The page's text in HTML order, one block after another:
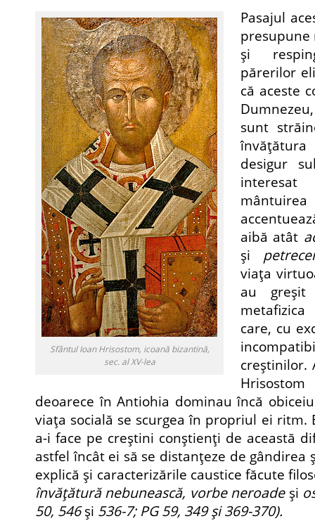
Sfântul Ioan Hrisostom, icoană bizantină,
sec. al XV-lea
Pasajul
presupune
şi
părerilor
că aceste
sunt
desigur
aibă atât
şi
viaţa
au
care, cu
creştinilor.
deoarece în Antiohia dominau încă
viaţa socială se scurgea în propriul ei ritm.
a-i face pe creştini conştienţi de această
astfel încât ei să se distanţeze de gândirea
explică şi caracterizările caustice făcute
învăţătură nebunească, vorbe neroade şi
50, 546şi 536-7; PG 59, 349 şi 369-370).